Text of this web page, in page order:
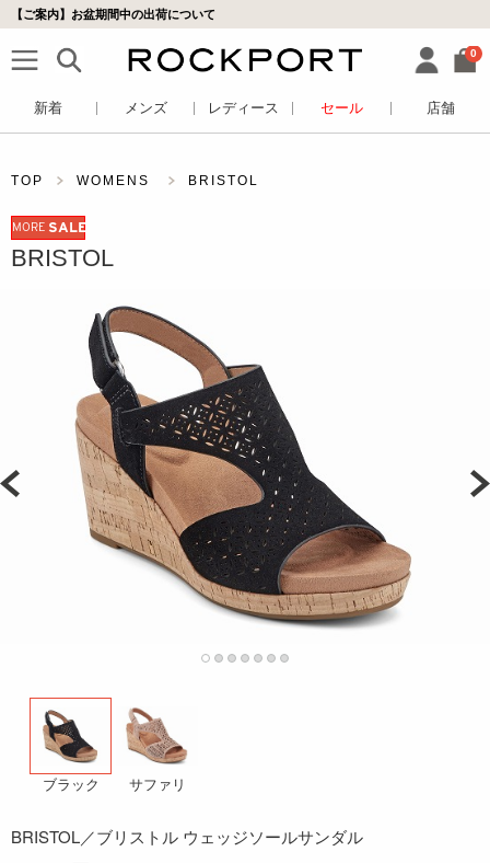
【ご案内】お盆期間中の出荷について
0
新着 メンズ レディース セール 店舗
TOP WOMENS BRISTOL
MORE SALE
BRISTOL
ブラック サファリ
BRISTOL／ブリストル ウェッジソールサンダル